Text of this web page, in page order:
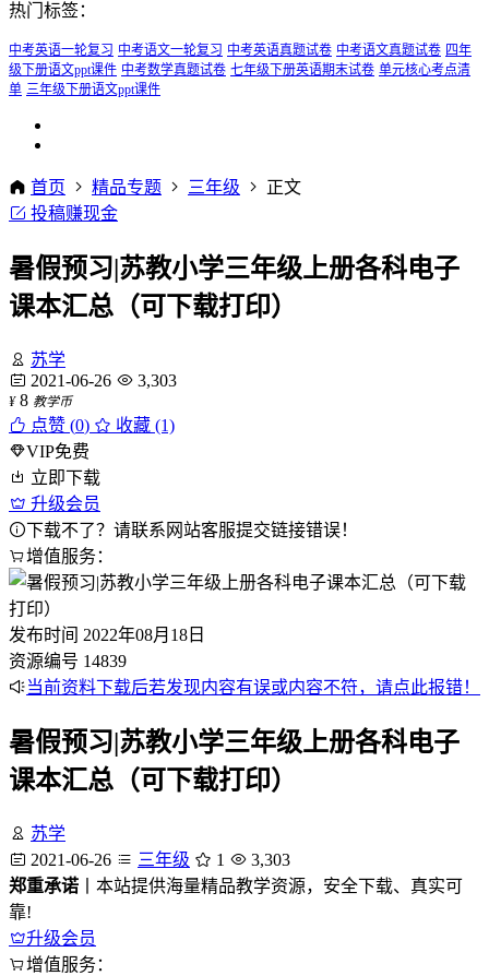
热门标签：
中考英语一轮复习 中考语文一轮复习 中考英语真题试卷 中考语文真题试卷 四年
级下册语文ppt课件 中考数学真题试卷 七年级下册英语期末试卷 单元核心考点清
单 三年级下册语文ppt课件
首页 精品专题 三年级
正文
投稿赚现金
暑假预习|苏教小学三年级上册各科电子
课本汇总（可下载打印）
苏学
2021-06-26
3,303
¥ 8 教学币
点赞 (0)
收藏 (1)
VIP免费
立即下载
升级会员
下载不了？请联系网站客服提交链接错误！
增值服务：
发布时间 2022年08月18日
资源编号 14839
当前资料下载后若发现内容有误或内容不符，请点此报错！
暑假预习|苏教小学三年级上册各科电子
课本汇总（可下载打印）
苏学
2021-06-26
三年级 1
3,303
郑重承诺 丨本站提供海量精品教学资源，安全下载、真实可
靠!
升级会员
增值服务：